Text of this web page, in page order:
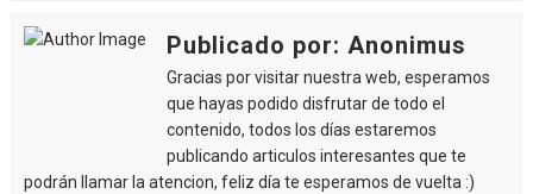
Publicado por: Anonimus
Gracias por visitar nuestra web, esperamos
que hayas podido disfrutar de todo el
contenido, todos los días estaremos
publicando articulos interesantes que te
podrán llamar la atencion, feliz día te esperamos de vuelta :)